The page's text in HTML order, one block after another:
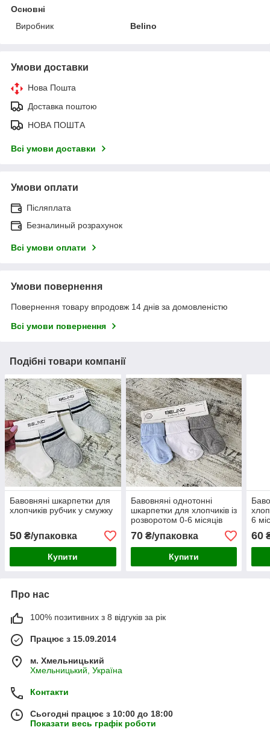
Основні
Виробник
Belino
Умови доставки
Нова Пошта
Доставка поштою
НОВА ПОШТА
Всі умови доставки
Умови оплати
Післяплата
Безналиный розрахунок
Всі умови оплати
Умови повернення
Повернення товару впродовж 14 днів за домовленістю
Всі умови повернення
Подібні товари компанії
Бавовняні шкарпетки для
хлопчиків рубчик у смужку
50 ₴/упаковка
Купити
Бавовняні однотонні
шкарпетки для хлопчиків із
розворотом 0-6 місяців
70₴/упаковка
Купити
6
60
Про нас
100% позитивних з 8 відгуків за рік
Працює з 15.09.2014
м. Хмельницький
Хмельницький, Україна
Контакти
Сьогодні працює з 10:00 до 18:00
Показати весь графік роботи